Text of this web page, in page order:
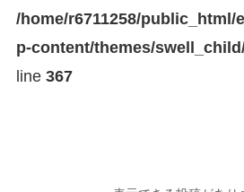
/home/r6711258/public_html/
p-content/themes/
line 367